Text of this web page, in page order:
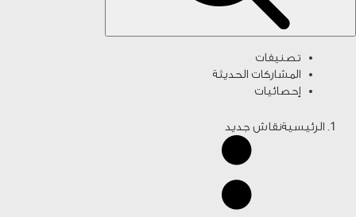
تصنيفات
المشاركات الحديثة
إحصائيات
الرئيسيةنقاش جديد